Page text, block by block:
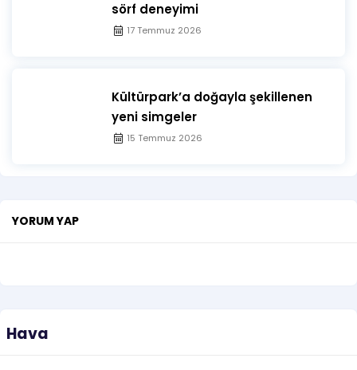
sörf deneyimi
17 Temmuz 2026
Kültürpark’a doğayla şekillenen
yeni simgeler
15 Temmuz 2026
YORUM YAP
Hava